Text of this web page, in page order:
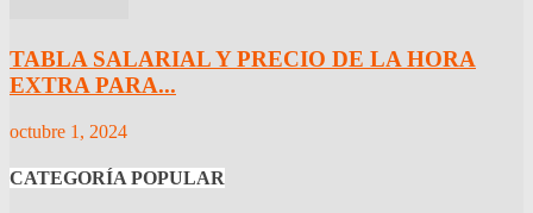
TABLA SALARIAL Y PRECIO DE LA HORA
EXTRA PARA...
octubre 1, 2024
CATEGORÍA POPULAR